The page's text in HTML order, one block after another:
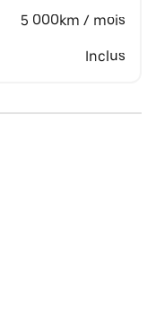
5 000km / mois
Inclus